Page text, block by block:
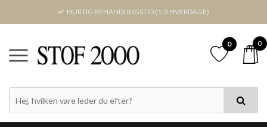
HURTIG BEHANDLINGSTID (1-3 HVERDAGE)
0 0